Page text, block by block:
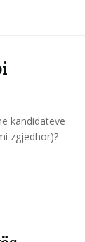
kandidatëve
zgjedhor)?